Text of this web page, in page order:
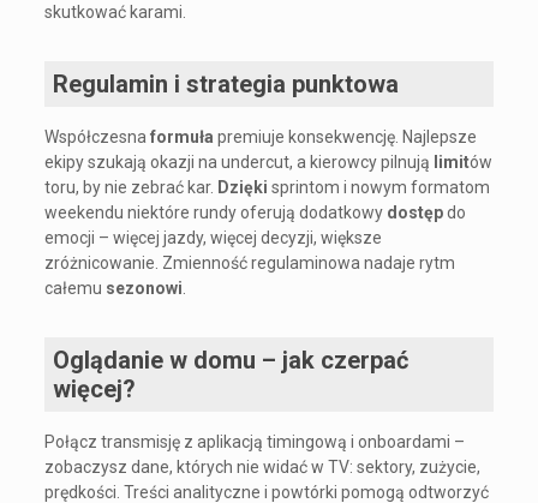
skutkować karami.
Regulamin i strategia punktowa
Współczesna formuła premiuje konsekwencję. Najlepsze
ekipy szukają okazji na undercut, a kierowcy pilnują limitów
toru, by nie zebrać kar. Dzięki sprintom i nowym formatom
weekendu niektóre rundy oferują dodatkowy dostępdo
emocji – więcej jazdy, więcej decyzji, większe
zróżnicowanie. Zmienność regulaminowa nadaje rytm
całemu sezonowi
Oglądanie w domu – jak czerpać
więcej?
Połącz transmisję z aplikacją timingową i onboardami –
zobaczysz dane, których nie widać w TV: sektory, zużycie,
prędkości. Treści analityczne i powtórki pomogą odtworzyć